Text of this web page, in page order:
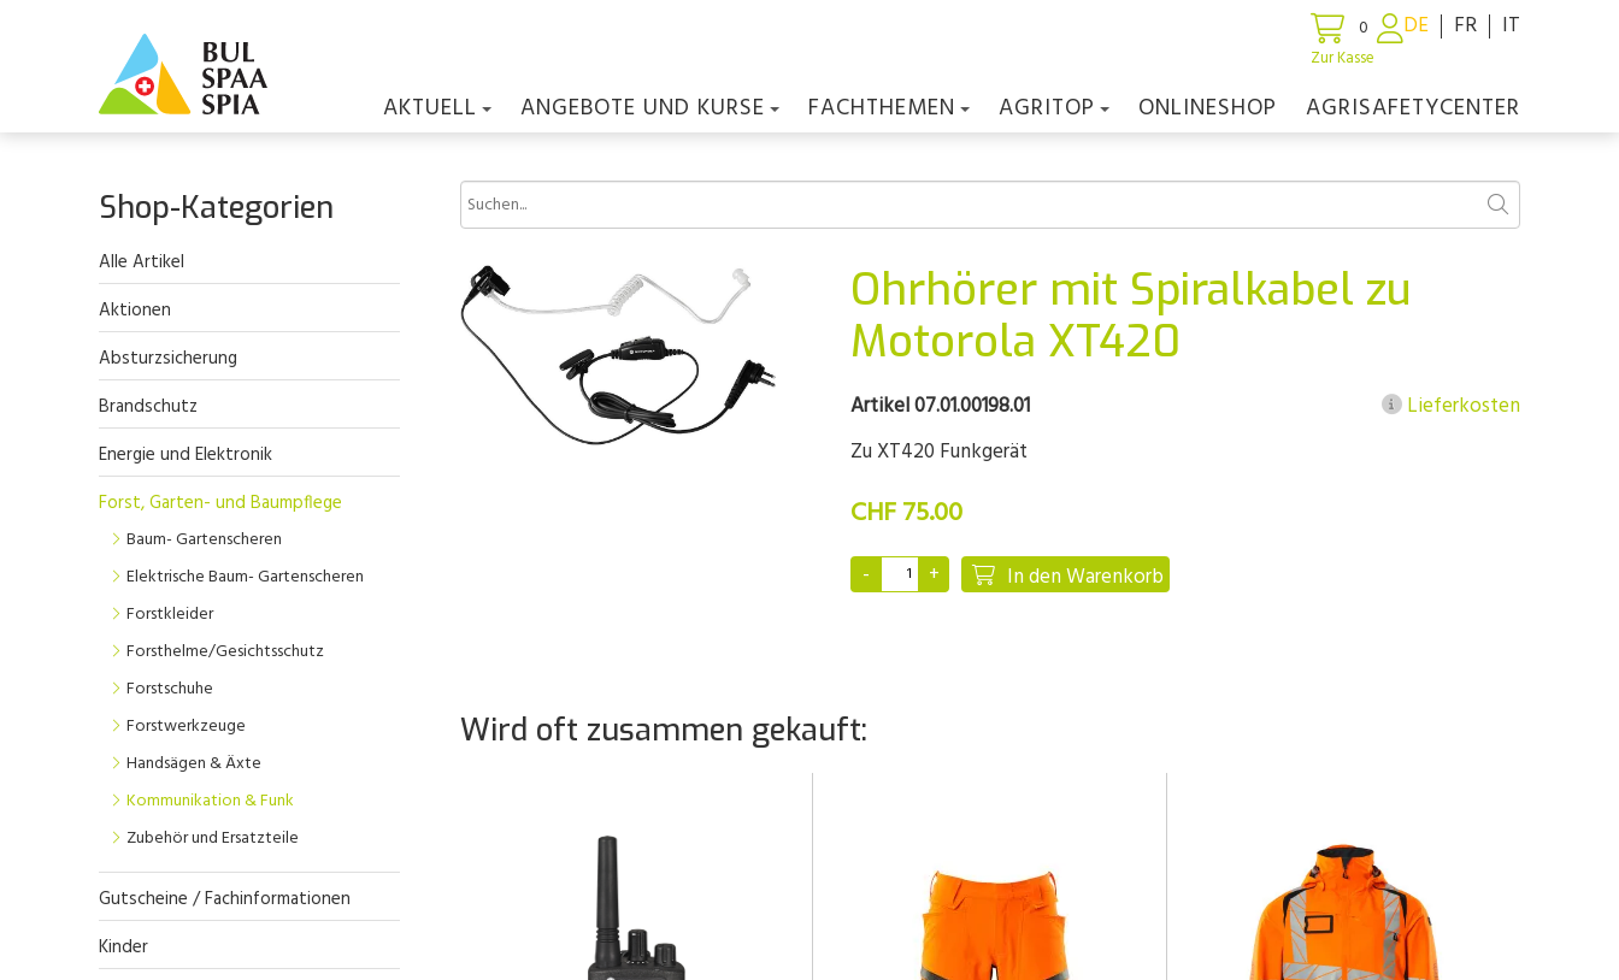
0
Zur Kasse
DE FR IT
AKTUELL ANGEBOTE UND KURSE FACHTHEMEN AGRITOP ONLINESHOP AGRISAFETYCENTER
Shop-Kategorien
Alle Artikel
Aktionen
Absturzsicherung
Brandschutz
Energie und Elektronik
Forst, Garten- und Baumpflege
Baum- Gartenscheren
Elektrische Baum- Gartenscheren
Forstkleider
Forsthelme/Gesichtsschutz
Forstschuhe
Forstwerkzeuge
Handsägen & Äxte
Kommunikation & Funk
Zubehör und Ersatzteile
Gutscheine / Fachinformationen
Kinder
Ohrhörer mit Spiralkabel zu
Motorola XT420
Artikel 07.01.00198.01
Lieferkosten
Zu XT420 Funkgerät
CHF 75.00
In den Warenkorb
Wird oft zusammen gekauft: